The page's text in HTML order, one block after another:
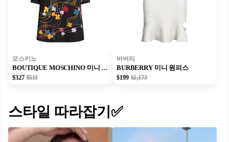
모스키노
BOUTIQUE MOSCHINO 미니 원피스
$327 $511
버버리
BURBERRY 미니 원피스
$199 $1,173
스타일 따라잡기✅